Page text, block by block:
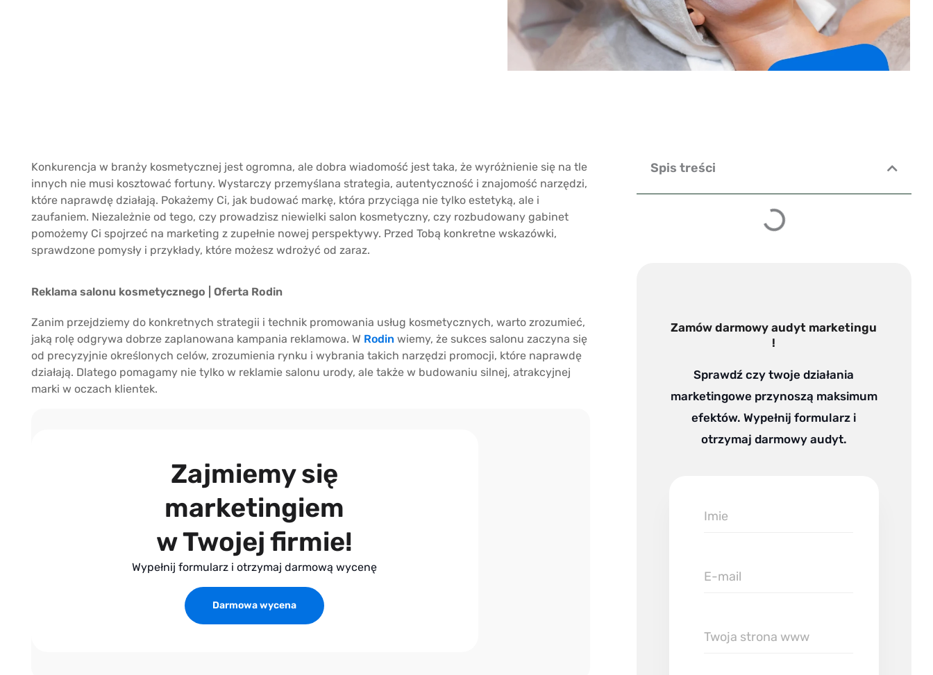
Konkurencja w branży kosmetycznej jest ogromna, ale dobra wiadomość jest taka, że wyróżnienie się na tle
innych nie musi kosztować fortuny. Wystarczy przemyślana strategia, autentyczność i znajomość narzędzi,
które naprawdę działają. Pokażemy Ci, jak budować markę, która przyciąga nie tylko estetyką, ale i
zaufaniem. Niezależnie od tego, czy prowadzisz niewielki salon kosmetyczny, czy rozbudowany gabinet
pomożemy Ci spojrzeć na marketing z zupełnie nowej perspektywy. Przed Tobą konkretne wskazówki,
sprawdzone pomysły i przykłady, które możesz wdrożyć od zaraz.
Reklama salonu kosmetycznego | Oferta Rodin
Zanim przejdziemy do konkretnych strategii i technik promowania usług kosmetycznych, warto zrozumieć,
jaką rolę odgrywa dobrze zaplanowana kampania reklamowa. W Rodin wiemy, że sukces salonu zaczyna się
od precyzyjnie określonych celów, zrozumienia rynku i wybrania takich narzędzi promocji, które naprawdę
działają. Dlatego pomagamy nie tylko w reklamie salonu urody, ale także w budowaniu silnej, atrakcyjnej
marki w oczach klientek.
Zajmiemy się
marketingiem
w Twojej firmie!
Wypełnij formularz i otrzymaj darmową wycenę
Darmowa wycena
Spis treści
Zamów darmowy audyt marketingu
!
Sprawdź czy twoje działania
marketingowe przynoszą maksimum
efektów. Wypełnij formularz i
otrzymaj darmowy audyt.
Imie
E-
Twoja